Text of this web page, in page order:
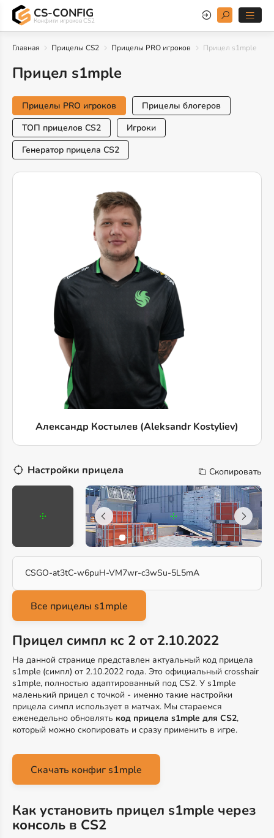
CS-CONFIG
Конфиги игроков CS2
Главная Прицелы CS2 Прицелы PRO игроков Прицел s1mple
Прицел s1mple
Прицелы PRO игроков
Прицелы блогеров
ТОП прицелов CS2
Игроки
Генератор прицела CS2
Александр Костылев (Aleksandr Kostyliev)
Настройки прицела Скопировать
CSGO-at3tC-w6puH-VM7wr-c3wSu-5L5mA
Прицел симпл кс 2 от 2.10.2022
На данной странице представлен актуальный код прицела
s1mple (симпл) от 2.10.2022 года. Это официальный crosshair
s1mple, полностью адаптированный под CS2. У s1mple
маленький прицел с точкой - именно такие настройки
прицела симпл использует в матчах. Мы стараемся
еженедельно обновлять код прицела s1mple для CS2,
который можно скопировать и сразу применить в игре.
Скачать конфиг s1mple
Как установить прицел s1mple через
консоль в CS2